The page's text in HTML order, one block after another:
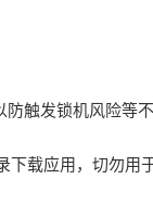
触发锁机风险等不
下载应用，切勿用